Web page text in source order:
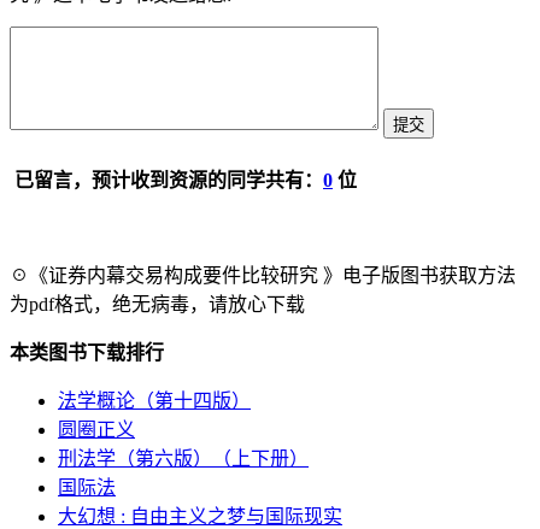
已留言，预计收到资源的同学共有： 0 位
☉《证券内幕交易构成要件比较研究 》电子版图书获取方法
为pdf格式，绝无病毒，请放心下载
本类图书下载排行
法学概论（第十四版）
圆圈正义
刑法学（第六版）（上下册）
国际法
大幻想 : 自由主义之梦与国际现实